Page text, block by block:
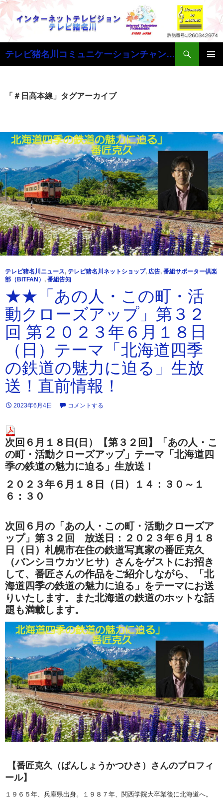
テレビ猪名川コミュニケーションチャンネル
索
ン
キ
ッ
プ
「＃日高本線」タグアーカイブ
テレビ猪名川ニュース, テレビ猪名川ネットショップ, 広告, 番組サポーター倶楽
部（BITFAN） , 番組告知
★★「あの人・この町・活
動クローズアップ」第３２
回 第２０２３年６月１８日
（日）テーマ「北海道四季
の鉄道の魅力に迫る」生放
送！直前情報！
2023年6月4日 コメントする
次回６月１８日(日）【第３２回】「あの人・こ
の町・活動クローズアップ」テーマ「北海道四
季の鉄道の魅力に迫る」生放送！
２０２３年６月１８日（日）１４：３０～１
６：３０
次回６月の「あの人・この町・活動クローズア
ップ」第３２回 放送日：２０２３年６月１８
日（日）札幌市在住の鉄道写真家の番匠克久
（バンシヨウカツヒサ）さんをゲストにお招き
して、番匠さんの作品をご紹介しながら、「北
海道四季の鉄道の魅力に迫る」をテーマにお送
りいたします。また北海道の鉄道のホットな話
題も満載します。
【番匠克久（ばんしょうかつひさ）さんのプロフィ
ール】
１９６５年、兵庫県出身。１９８７年、関西学院大卒業後に北海道へ。